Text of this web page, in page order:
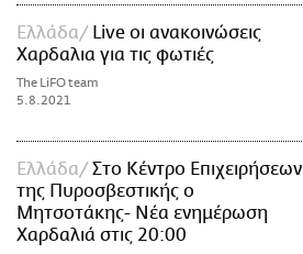
Ελλάδα
Live οι ανακοινώσεις
Χαρδαλια για τις φωτιές
The LiFO team
5.8.2021
Ελλάδα
Στο Κέντρο Επιχειρήσεων
της Πυροσβεστικής ο
Μητσοτάκης- Νέα ενημέρωση
Χαρδαλιά στις 20:00